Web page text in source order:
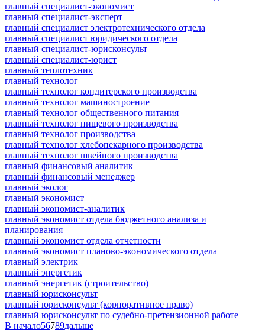
главный специалист-экономист
главный специалист-эксперт
главный специалист электротехнического отдела
главный специалист юридического отдела
главный специалист-юрисконсульт
главный специалист-юрист
главный теплотехник
главный технолог
главный технолог кондитерского производства
главный технолог машиностроение
главный технолог общественного питания
главный технолог пищевого производства
главный технолог производства
главный технолог хлебопекарного производства
главный технолог швейного производства
главный финансовый аналитик
главный финансовый менеджер
главный эколог
главный экономист
главный экономист-аналитик
главный экономист отдела бюджетного анализа и
планирования
главный экономист отдела отчетности
главный экономист планово-экономического отдела
главный электрик
главный энергетик
главный энергетик (строительство)
главный юрисконсульт
главный юрисконсульт (корпоративное право)
главный юрисконсульт по судебно-претензионной работе
В начало56789дальше